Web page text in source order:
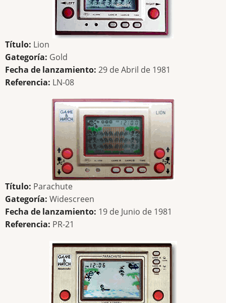
Título: Lion
Gategoría: Gold
Fecha de lanzamiento: 29 de Abril de 1981
Referencia: LN-08
Título: Parachute
Gategoría: Widescreen
Fecha de lanzamiento: 19 de Junio de 1981
Referencia: PR-21